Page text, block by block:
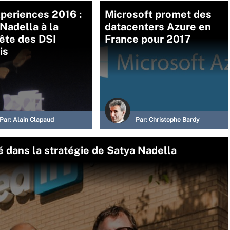
2016 :
à la
des DSI
Par: Alain Clapaud
Microsoft promet des
datacenters Azure en
France pour 2017
Par: Christophe Bardy
dans la stratégie de Satya Nadella